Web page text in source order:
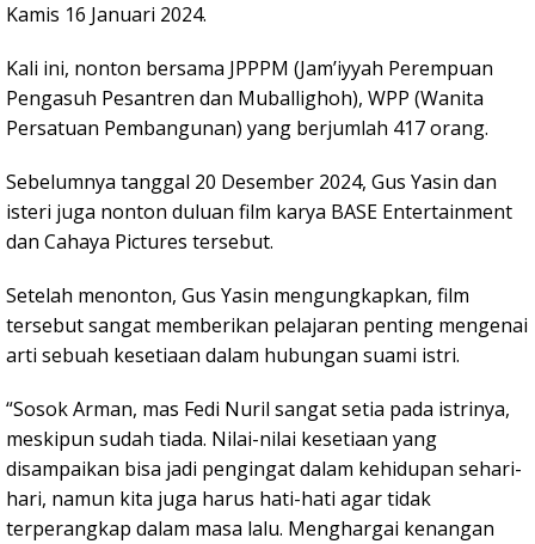
Kamis 16 Januari 2024.
Kali ini, nonton bersama JPPPM (Jam’iyyah Perempuan
Pengasuh Pesantren dan Muballighoh), WPP (Wanita
Persatuan Pembangunan) yang berjumlah 417 orang.
Sebelumnya tanggal 20 Desember 2024, Gus Yasin dan
isteri juga nonton duluan film karya BASE Entertainment
dan Cahaya Pictures tersebut.
Setelah menonton, Gus Yasin mengungkapkan, film
tersebut sangat memberikan pelajaran penting mengenai
arti sebuah kesetiaan dalam hubungan suami istri.
“Sosok Arman, mas Fedi Nuril sangat setia pada istrinya,
meskipun sudah tiada. Nilai-nilai kesetiaan yang
disampaikan bisa jadi pengingat dalam kehidupan sehari-
hari, namun kita juga harus hati-hati agar tidak
terperangkap dalam masa lalu. Menghargai kenangan